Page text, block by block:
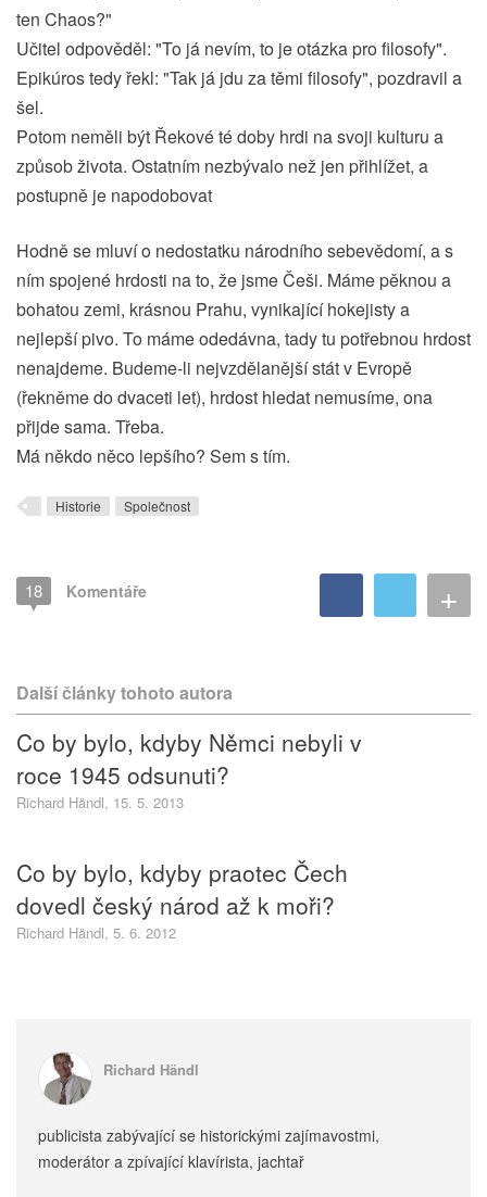
ten Chaos?"
Učitel odpověděl: "To já nevím, to je otázka pro filosofy".
Epikúros tedy řekl: "Tak já jdu za těmi filosofy", pozdravil a
šel.
Potom neměli být Řekové té doby hrdi na svoji kulturu a
způsob života. Ostatním nezbývalo než jen přihlížet, a
postupně je napodobovat
Hodně se mluví o nedostatku národního sebevědomí, a s
ním spojené hrdosti na to, že jsme Češi. Máme pěknou a
bohatou zemi, krásnou Prahu, vynikající hokejisty a
nejlepší pivo. To máme odedávna, tady tu potřebnou hrdost
nenajdeme. Budeme-li nejvzdělanější stát v Evropě
(řekněme do dvaceti let), hrdost hledat nemusíme, ona
přijde sama. Třeba.
Má někdo něco lepšího? Sem s tím.
Historie Společnost
18 Komentáře +
Další články tohoto autora
Co by bylo, kdyby Němci nebyli v
roce 1945 odsunuti?
Richard Händl, 15. 5. 2013
Co by bylo, kdyby praotec Čech
dovedl český národ až k moři?
Richard Händl, 5. 6. 2012
Richard Händl
publicista zabývající se historickými zajímavostmi,
moderátor a zpívající klavírista, jachtař